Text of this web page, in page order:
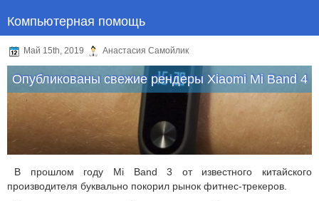
Компьютерная помощь
Май 15th, 2019 Анастасия Самойлик
Опубликованы свежие рендеры Xiaomi Mi Band 4
В прошлом году Mi Band 3 от известного китайского
производителя буквально покорил рынок фитнес-трекеров.